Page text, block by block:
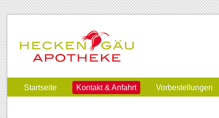
Startseite Kontakt & Anfahrt Vorbestellungen